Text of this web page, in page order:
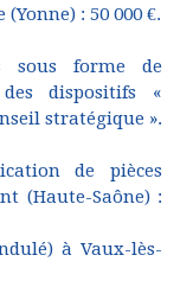
: 50 000 €.
sous forme de
dispositifs «
stratégique ».
de pièces
(Haute-Saône) :
à Vaux-lès-